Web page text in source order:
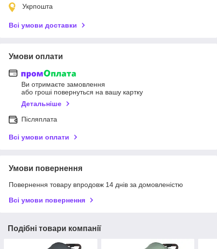
Укрпошта
Всі умови доставки
Умови оплати
Ви отримаєте замовлення
або гроші повернуться на вашу картку
Детальніше
Післяплата
Всі умови оплати
Умови повернення
Повернення товару впродовж 14 днів за домовленістю
Всі умови повернення
Подібні товари компанії